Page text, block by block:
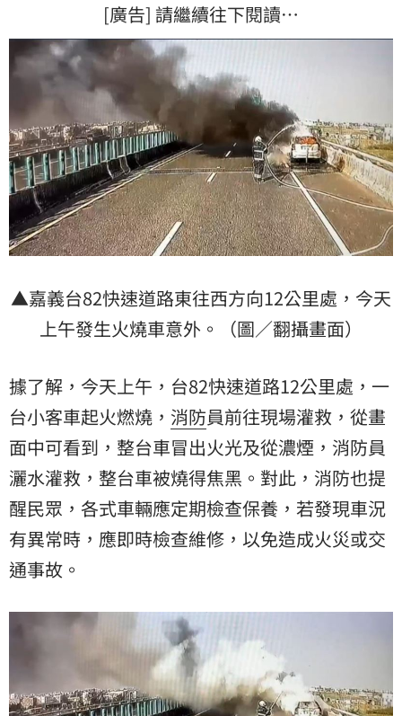
[廣告] 請繼續往下閱讀…
▲嘉義台82快速道路東往西方向12公里處，今天
上午發生火燒車意外。（圖／翻攝畫面）
據了解，今天上午，台82快速道路12公里處，一
台小客車起火燃燒， 消防員前往現場灌救，從畫
面中可看到，整台車冒出火光及從濃煙，消防員
灑水灌救，整台車被燒得焦黑。對此，消防也提
醒民眾，各式車輛應定期檢查保養，若發現車況
有異常時，應即時檢查維修，以免造成火災或交
通事故。